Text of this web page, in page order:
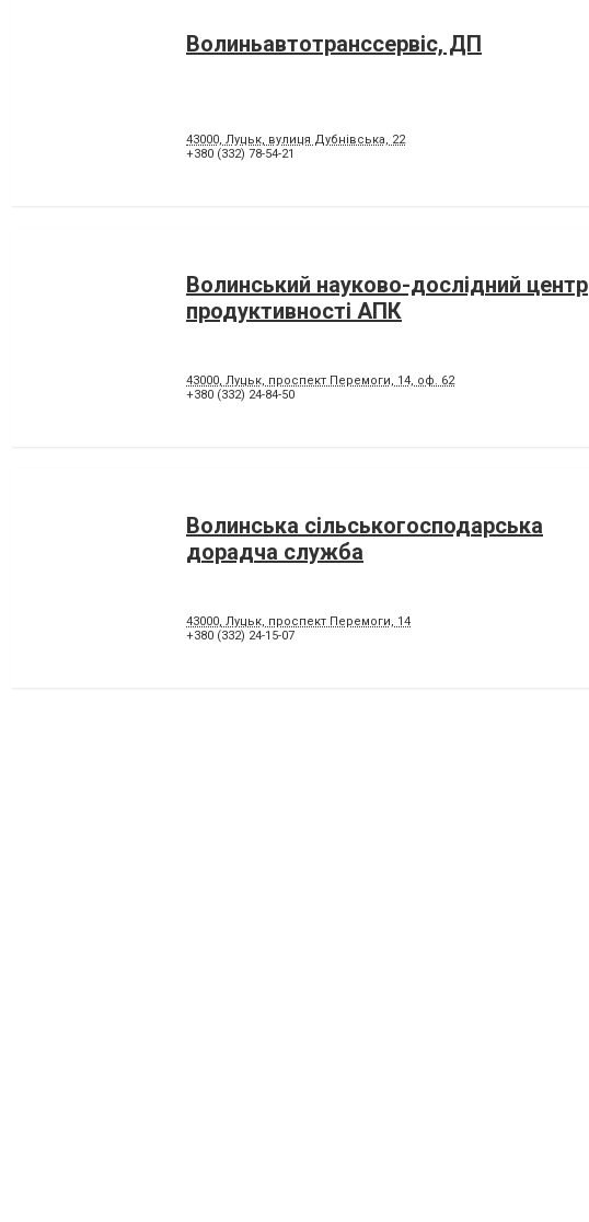
Волиньавтотранссервіс, ДП
43000, Луцьк, вулиця Дубнівська, 22
+380 (332) 78-54-21
Волинський науково-дослідний центр
продуктивності АПК
43000, Луцьк, проспект Перемоги, 14, оф. 62
+380 (332) 24-84-50
Волинська сільськогосподарська
дорадча служба
43000, Луцьк, проспект Перемоги, 14
+380 (332) 24-15-07